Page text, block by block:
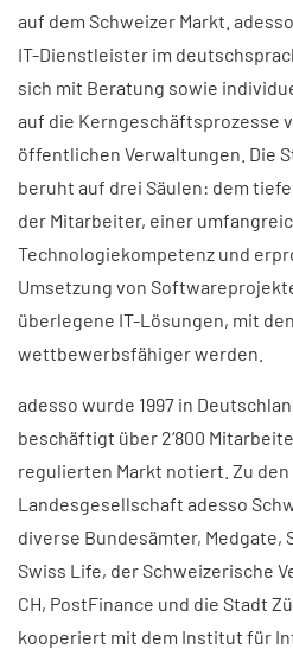
auf dem Schweizer Markt.
IT-Dienstleister im
sich mit Beratung sowie
auf die Kerngeschäftsprozesse
öffentlichen Verwaltungen. Die
beruht auf drei Säulen: dem
der Mitarbeiter, einer
Technologiekompetenz und
Umsetzung von
überlegene IT-Lösungen, mit
wettbewerbsfähiger werden.
adesso wurde 1997 in
beschäftigt über 2‘800
regulierten Markt notiert. Zu
Landesgesellschaft adesso
diverse Bundesämter, Medgate,
Swiss Life, der Schweizerische
CH, PostFinance und die Stadt
kooperiert mit dem Institut für